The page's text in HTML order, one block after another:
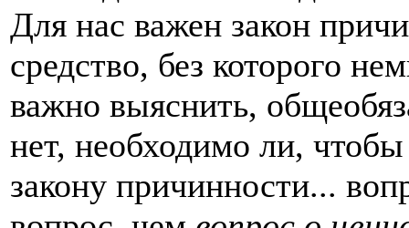
Для нас важен закон
средство, без которого
важно выяснить,
нет, необходимо ли,
закону причинности...